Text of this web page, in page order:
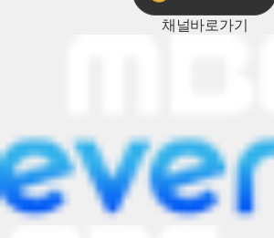
채널바로가기